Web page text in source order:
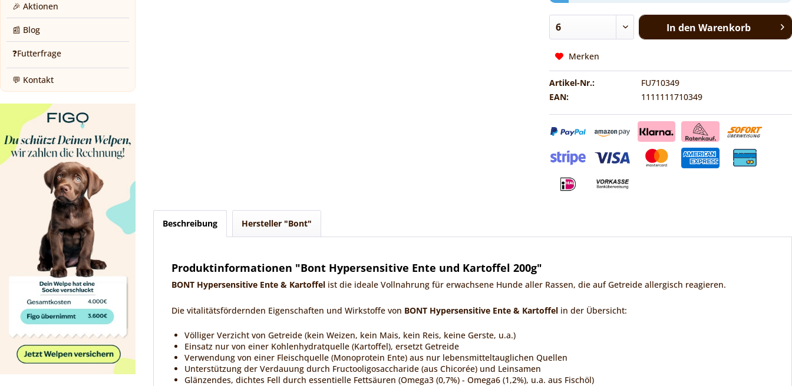
🎉 Aktionen
📰 Blog
❓Futterfrage
💬 Kontakt
In den Warenkorb
Merken
Artikel-Nr.:
FU710349
EAN:
1111111710349
Beschreibung Hersteller "Bont"
Produktinformationen "Bont Hypersensitive Ente und Kartoffel 200g"
BONT Hypersensitive Ente & Kartoffel ist die ideale Vollnahrung für erwachsene Hunde aller Rassen, die auf Getreide allergisch reagieren.
Die vitalitätsfördernden Eigenschaften und Wirkstoffe von BONT Hypersensitive Ente & Kartoffel in der Übersicht:
Völliger Verzicht von Getreide (kein Weizen, kein Mais, kein Reis, keine Gerste, u.a.)
Einsatz nur von einer Kohlenhydratquelle (Kartoffel), ersetzt Getreide
Verwendung von einer Fleischquelle (Monoprotein Ente) aus nur lebensmitteltauglichen Quellen
Unterstützung der Verdauung durch Fructooligosaccharide (aus Chicorée) und Leinsamen
Glänzendes, dichtes Fell durch essentielle Fettsäuren (Omega3 (0,7%) - Omega6 (1,2%), u.a. aus Fischöl)